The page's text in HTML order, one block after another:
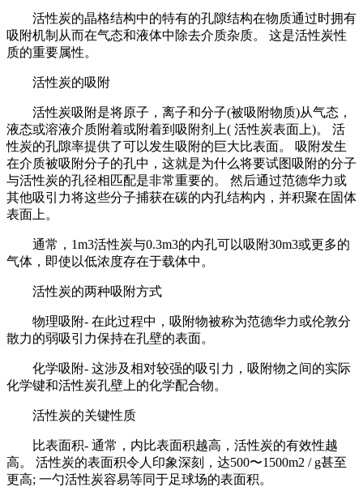
活性炭的晶格结构中的特有的孔隙结构在物质通过时拥有
吸附机制从而在气态和液体中除去介质杂质。 这是活性炭性
质的重要属性。
活性炭的吸附
活性炭吸附是将原子，离子和分子(被吸附物质)从气态，
液态或溶液介质附着或附着到吸附剂上( 活性炭表面上)。 活
性炭的孔隙率提供了可以发生吸附的巨大比表面。 吸附发生
在介质被吸附分子的孔中，这就是为什么将要试图吸附的分子
与活性炭的孔径相匹配是非常重要的。 然后通过范德华力或
其他吸引力将这些分子捕获在碳的内孔结构内，并积聚在固体
表面上。
通常，1m3活性炭与0.3m3的内孔可以吸附30m3或更多的
气体，即使以低浓度存在于载体中。
活性炭的两种吸附方式
物理吸附- 在此过程中，吸附物被称为范德华力或伦敦分
散力的弱吸引力保持在孔壁的表面。
化学吸附- 这涉及相对较强的吸引力，吸附物之间的实际
化学键和活性炭孔壁上的化学配合物。
活性炭的关键性质
比表面积- 通常，内比表面积越高，活性炭的有效性越
高。 活性炭的表面积令人印象深刻，达500〜1500m2 / g甚至
更高; 一勺活性炭容易等同于足球场的表面积。